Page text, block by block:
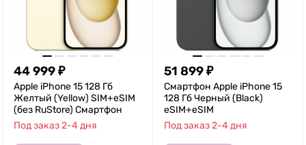
44 999₽
Apple iPhone 15 128 Гб
Желтый (Yellow) SIM+eSIM
(без RuStore) Смартфон
Под заказ 2-4 дня
51 899₽
Смартфон Apple iPhone 15
128 Гб Черный (Black)
eSIM+eSIM
Под заказ 2-4 дня